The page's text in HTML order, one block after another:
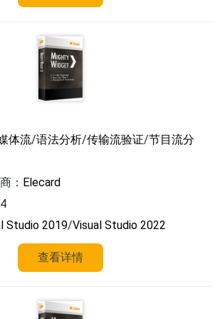
体流/语法分析/传输流验证/节目流分
： Elecard
Studio 2019/Visual Studio 2022
查看详情